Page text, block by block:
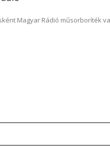
Magyar Rádió műsorboríték